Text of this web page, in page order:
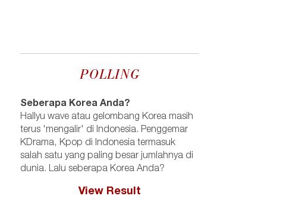
POLLING
Seberapa Korea Anda?
Hallyu wave atau gelombang Korea masih
terus 'mengalir' di Indonesia. Penggemar
KDrama, Kpop di Indonesia termasuk
salah satu yang paling besar jumlahnya di
dunia. Lalu seberapa Korea Anda?
View Result